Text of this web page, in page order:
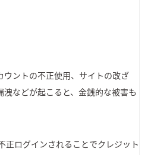
ウントの不正使用、サイトの改ざ
などが起こると、金銭的な被害も
正ログインされることでクレジット